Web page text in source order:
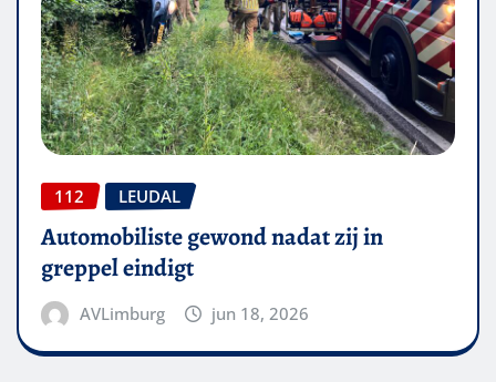
112 LEUDAL
Automobiliste gewond nadat zij in
greppel eindigt
AVLimburg jun 18, 2026